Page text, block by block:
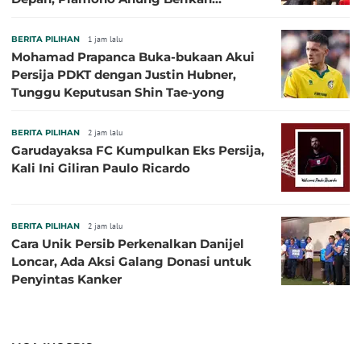
BERITA PILIHAN 1 jam lalu
Mohamad Prapanca Buka-bukaan Akui
Persija PDKT dengan Justin Hubner,
Tunggu Keputusan Shin Tae-yong
BERITA PILIHAN 2 jam lalu
Garudayaksa FC Kumpulkan Eks Persija,
Kali Ini Giliran Paulo Ricardo
BERITA PILIHAN 2 jam lalu
Cara Unik Persib Perkenalkan Danijel
Loncar, Ada Aksi Galang Donasi untuk
Penyintas Kanker